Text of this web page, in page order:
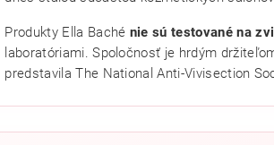
spodmienkami ochrany osobných
Produkty Ella Baché nie sú testované na
laboratóriami. Spoločnosť je hrdým
predstavila The National Anti-Vivisection